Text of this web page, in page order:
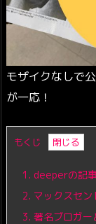
モザイクなしで
が一応！
もくじ
1. deeperの記
2. マックスセン
3. 著名ブロガー